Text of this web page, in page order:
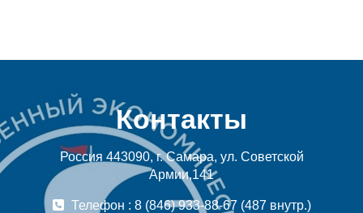
Контакты
Россия 443090, г. Самара, ул. Советской
Армии,141
Телефон : 8 (846) 933-88-67 (487 внутр.)